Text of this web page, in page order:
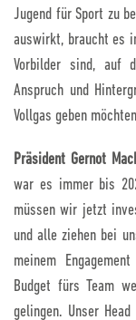
Jugend für Sport zu
auswirkt, braucht es
Vorbilder sind, auf
Anspruch und
Vollgas geben
Präsident Gernot
war es immer bis
müssen wir jetzt
und alle ziehen bei
meinem
Budget fürs Team
gelingen. Unser